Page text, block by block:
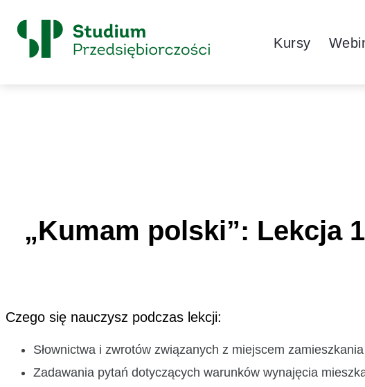
Skip to content
Główne
Logo
Kursy
„Kumam polski”: Lekcja
Czego się nauczysz podczas lekcji:
Słownictwa i zwrotów związanych z miejscem zamieszkania
Zadawania pytań dotyczących warunków wynajęcia